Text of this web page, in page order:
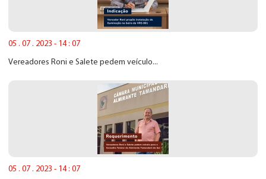
05 . 07 . 2023 - 14 : 07
Vereadores Roni e Salete pedem veículo...
05 . 07 . 2023 - 14 : 07